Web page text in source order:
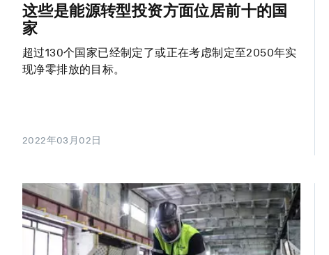
这些是能源转型投资方面位居前十的国
家
超过130个国家已经制定了或正在考虑制定至2050年实
现净零排放的目标。
2022年03月02日